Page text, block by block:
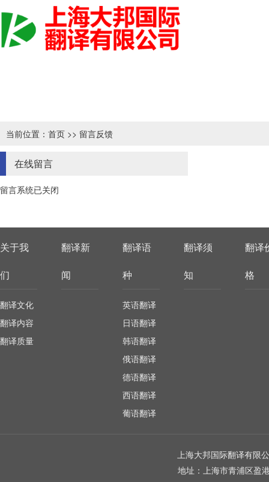
当前位置： 首页 >> 留言反馈
在线留言
留言系统已关闭
关于我
们
翻译文化
翻译内容
翻译质量
翻译新
闻
翻译语
种
英语翻译
日语翻译
韩语翻译
俄语翻译
德语翻译
西语翻译
葡语翻译
翻译须
知
翻译
格
上海大邦国际翻译有限
地址：上海市青浦区盈